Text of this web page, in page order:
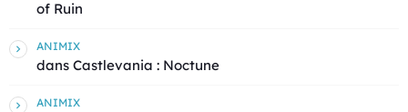
of Ruin
ANIMIX
dans Castlevania : Noctune
ANIMIX